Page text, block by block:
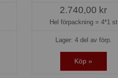
2.740,00 kr
Hel förpackning = 4*1 st
Lager: 4 del av förp.
Köp »